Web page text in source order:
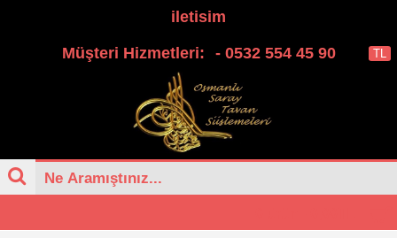
iletisim
TL
Müşteri Hizmetleri: - 0532 554 45 90